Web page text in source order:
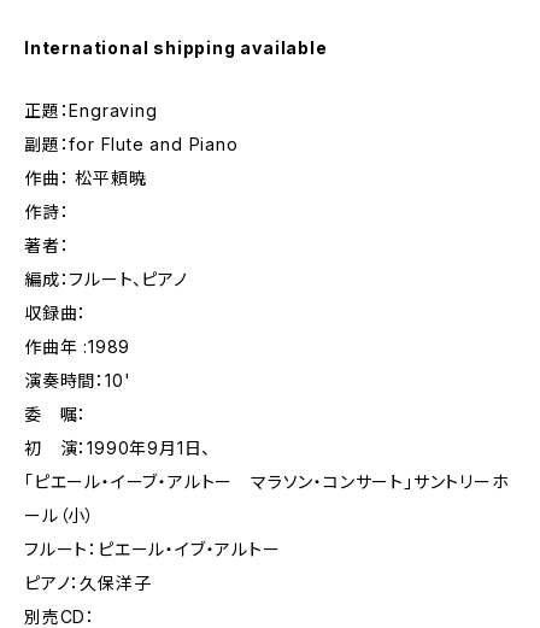
International shipping available
正題：Engraving
副題：for Flute and Piano
作曲： 松平頼暁
作詩：
著者：
編成：フルート、ピアノ
収録曲：
作曲年 :1989
演奏時間：10'
委 嘱：
初 演：1990年9月1日、
「ピエール・イーブ・アルトー マラソン・コンサート」サントリーホ
ール（小）
フルート：ピエール・イブ・アルトー
ピアノ：久保洋子
別売CD：